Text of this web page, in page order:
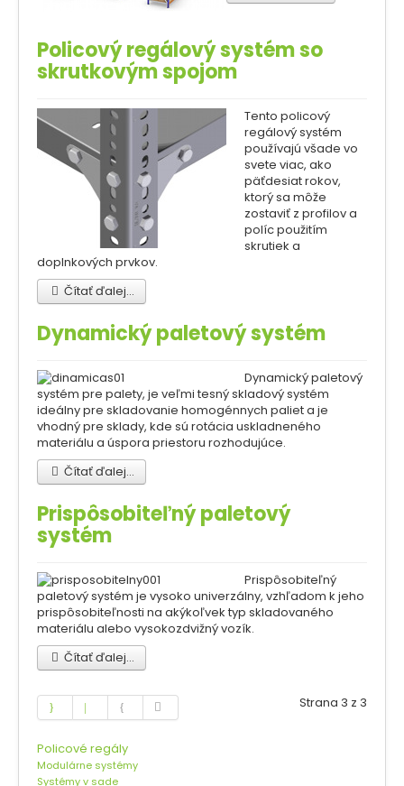
Policový regálový systém so
skrutkovým spojom
Tento policový
regálový systém
používajú všade vo
svete viac, ako
päťdesiat rokov,
ktorý sa môže
zostaviť z profilov a
políc použitím
skrutiek a
doplnkových prvkov.
Čítať ďalej...
Dynamický paletový systém
Dynamický paletový
systém pre palety, je veľmi tesný skladový systém
ideálny pre skladovanie homogénnych paliet a je
vhodný pre sklady, kde sú rotácia uskladneného
materiálu a úspora priestoru rozhodujúce.
Čítať ďalej...
Prispôsobiteľný paletový
systém
Prispôsobiteľný
paletový systém je vysoko univerzálny, vzhľadom k jeho
prispôsobiteľnosti na akýkoľvek typ skladovaného
materiálu alebo vysokozdvižný vozík.
Čítať ďalej...
Strana 3 z 3
Policové regály
Modulárne systémy
Systémy v sade